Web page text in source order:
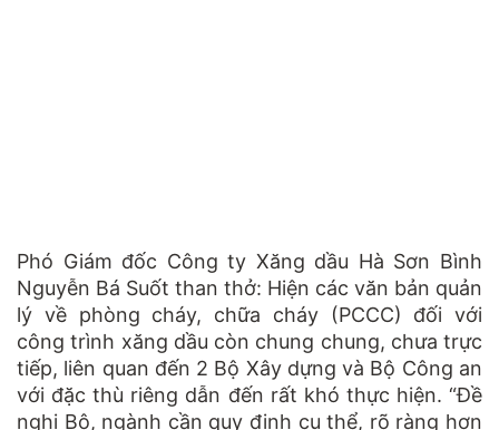
Phó Giám đốc Công ty Xăng dầu Hà Sơn Bình
Nguyễn Bá Suốt than thở: Hiện các văn bản quản
lý về phòng cháy, chữa cháy (PCCC) đối với
công trình xăng dầu còn chung chung, chưa trực
tiếp, liên quan đến 2 Bộ Xây dựng và Bộ Công an
với đặc thù riêng dẫn đến rất khó thực hiện. “Đề
nghị Bộ, ngành cần quy định cụ thể, rõ ràng hơn